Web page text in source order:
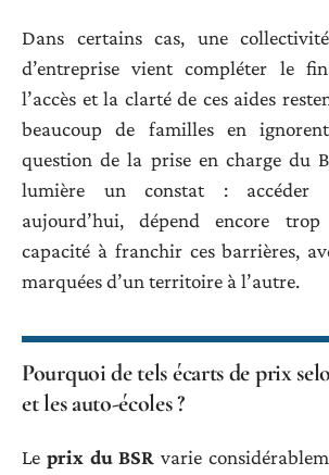
Dans certains cas, une
d’entreprise vient compléter le
l’accès et la clarté de ces aides
beaucoup de familles en
question de la prise en charge du
lumière un constat :
aujourd’hui, dépend encore
capacité à franchir ces barrières,
marquées d’un territoire à l’autre.
Pourquoi de tels écarts de prix
et les auto-écoles ?
Le prix du BSR varie